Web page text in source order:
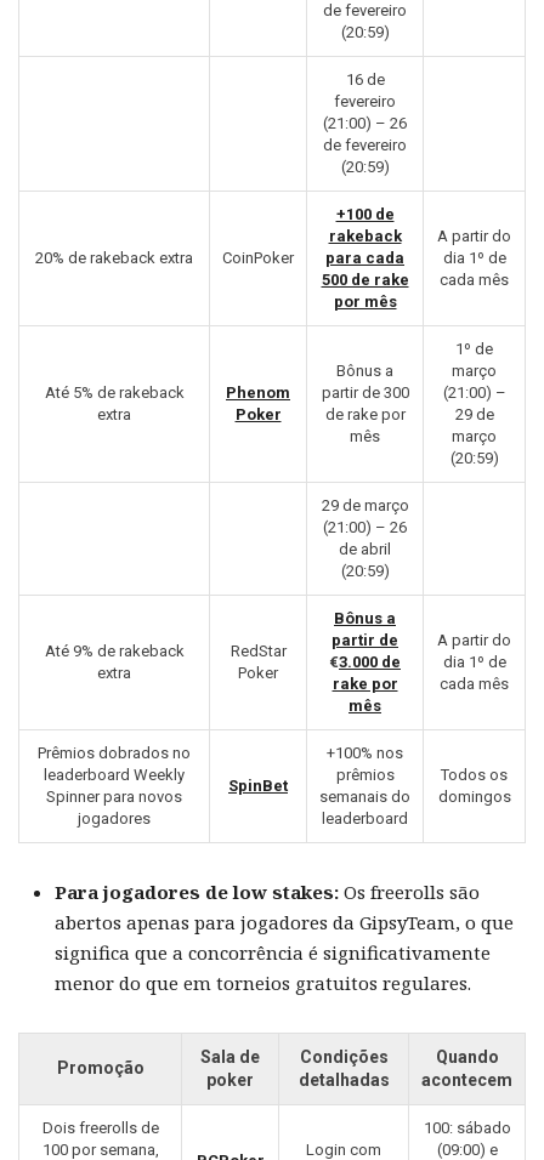
de fevereiro
(20:59)
16 de
fevereiro
(21:00) – 26
de fevereiro
(20:59)
20% de rakeback extra CoinPoker
+100 de
rakeback
para cada
500 de rake
por mês
A partir do
dia 1º de
cada mês
Até 5% de rakeback
extra
Phenom
Poker
Bônus a
partir de 300
de rake por
mês
1º de
março
(21:00) –
29 de
março
(20:59)
29 de março
(21:00) – 26
de abril
(20:59)
Até 9% de rakeback
extra
RedStar
Poker
Bônus a
partir de
€3.000 de
rake por
mês
A partir do
dia 1º de
cada mês
Prêmios dobrados no
leaderboard Weekly
Spinner para novos
jogadores
SpinBet
+100% nos
prêmios
semanais do
leaderboard
Todos os
domingos
Para jogadores de low stakes: Os freerolls são
abertos apenas para jogadores da GipsyTeam, o que
significa que a concorrência é significativamente
menor do que em torneios gratuitos regulares.
Promoção
Sala de
poker
Condições
detalhadas
Quando
acontecem
Dois freerolls de
100 por semana,
Login com
100: sábado
(09:00) e